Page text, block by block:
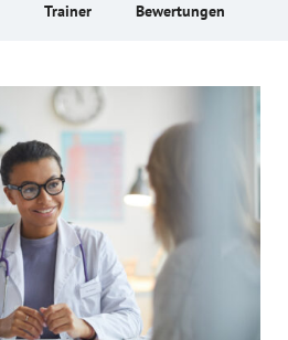
Trainer Bewertungen